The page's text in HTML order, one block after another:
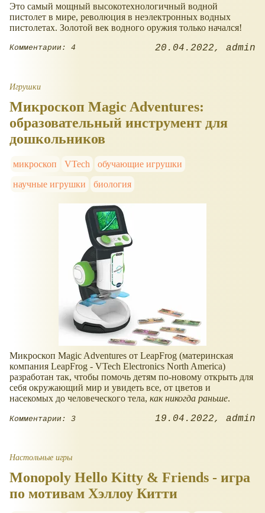
Это самый мощный высокотехнологичный водной
пистолет в мире, революция в неэлектронных водных
пистолетах. Золотой век водного оружия только начался!
Комментарии: 4 20.04.2022 admin
Игрушки
Микроскоп Magic Adventures:
образовательный инструмент для
дошкольников
микроскоп VTech
обучающие игрушки
научные игрушки
биология
Микроскоп Magic Adventures от LeapFrog (материнская
компания LeapFrog - VTech Electronics North America)
разработан так, чтобы помочь детям по-новому открыть для
себя окружающий мир и увидеть все, от цветов и
насекомых до человеческого тела, как никогда раньше.
Комментарии: 3 19.04.2022 admin
Настольные игры
Monopoly Hello Kitty & Friends - игра
по мотивам Хэллоу Китти